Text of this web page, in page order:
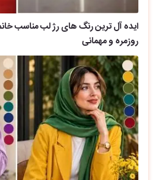
روزمره و مهمانی